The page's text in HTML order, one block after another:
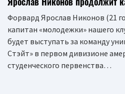
Форвард Ярослав Никонов (21
капитан «молодежки» нашего
будет выступать за команду
Стэйт» в первом дивизионе
студенческого первенства…